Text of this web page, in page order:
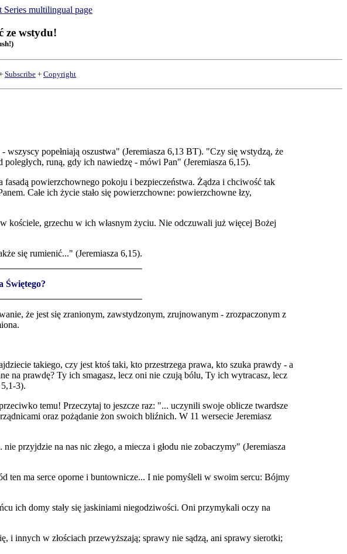
ze wstydu!
Subscribe + Copyright
wszyscy popełniają oszustwa" (Jeremiasza 6,13 BT). "Czy się wstydzą, że
runą, gdy ich nawiedzę - mówi Pan" (Jeremiasza 6,15).
powierzchownego pokoju i bezpieczeństwa. Żądza i chciwość tak
Całe ich życie stało się powierzchowne: powierzchowne łzy,
kościele, grzechu w ich własnym życiu. Nie odczuwali już więcej Bożej
się rumienić..." (Jeremiasza 6,15).
Świętego?
że jest się zranionym, zawstydzonym, zrujnowanym - zrozpaczonym z
takiego, czy jest ktoś taki, kto przestrzega prawa, kto szuka prawdy - a
na prawdę? Ty ich smagasz, lecz oni nie czują bólu, Ty ich wytracasz, lecz
3).
temu! Przeczytaj to jeszcze raz: "... uczynili swoje oblicze twardsze
oraz pożądanie żon swoich bliźnich. W 11 wersecie Jeremiasz
przyjdzie na nas nic złego, a miecza i głodu nie zobaczymy" (Jeremiasza
ten ma serce oporne i buntownicze... I nie pomyśleli w swoim sercu: Bójmy
ich domy stały się jaskiniami niegodziwości. Oni przymykali oczy na
i innych w złościach przewyższają; sprawy nie sądzą, ani sprawy sierotki;